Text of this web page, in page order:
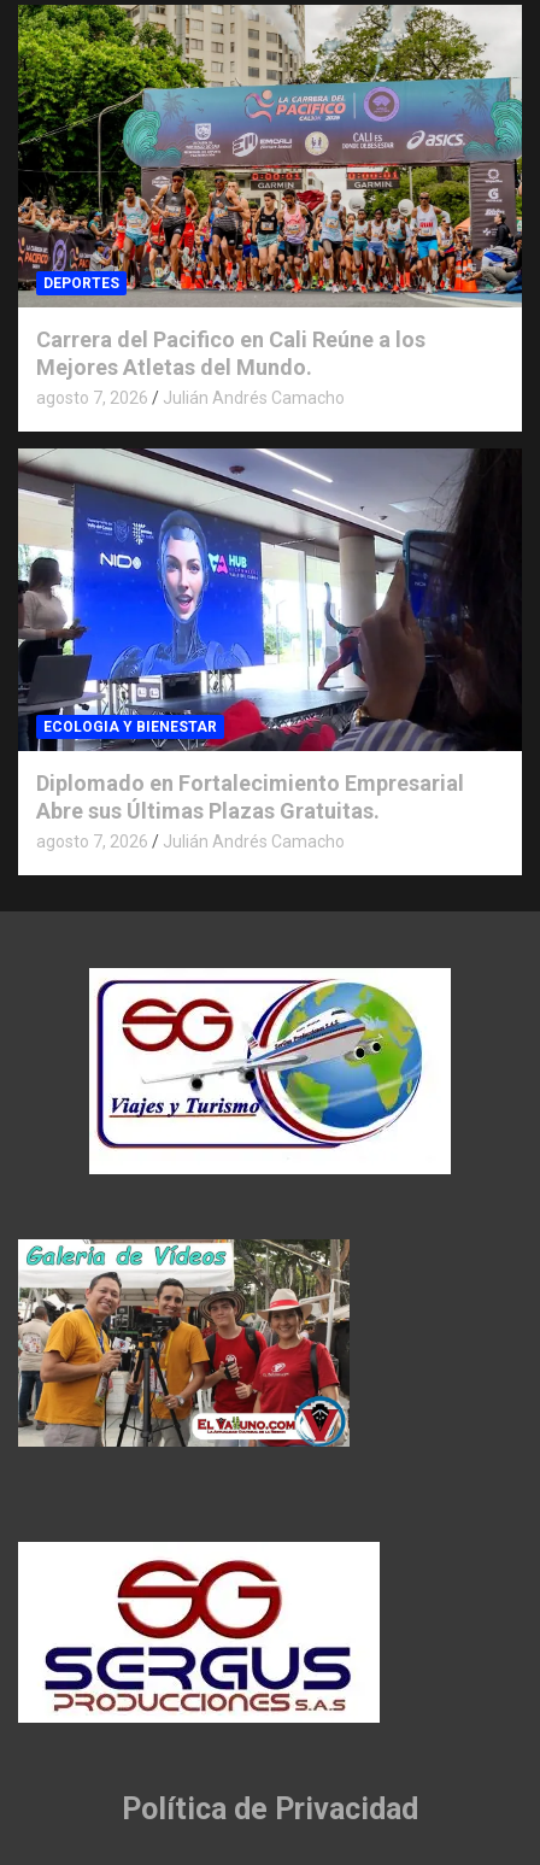
DEPORTES
Carrera del Pacifico en Cali Reúne a los
Mejores Atletas del Mundo.
agosto 7, 2026 Julián Andrés Camacho
ECOLOGIA Y BIENESTAR
Diplomado en Fortalecimiento Empresarial
Abre sus Últimas Plazas Gratuitas.
agosto 7, 2026 Julián Andrés Camacho
Política de Privacidad